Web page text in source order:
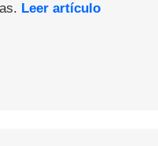
Leer artículo